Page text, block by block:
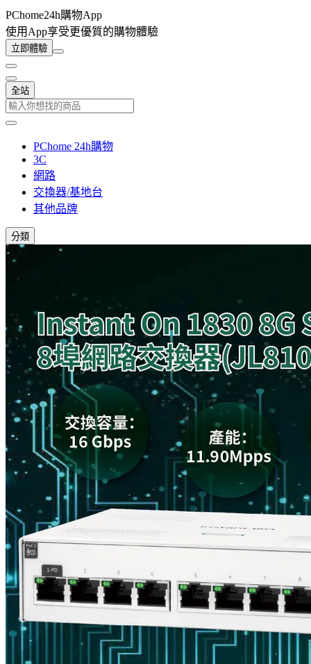
PChome24h購物App
使用App享受更優質的購物體驗
立即體驗
全站
PChome 24h購物
3C
網路
交換器/基地台
其他品牌
分類